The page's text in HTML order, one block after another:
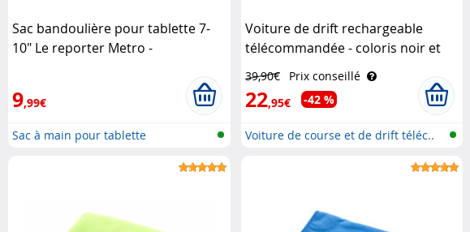
Sac bandoulière pour tablette 7-
10" Le reporter Metro -
9,99€
Sac à main pour tablette
Voiture de drift rechargeable
télécommandée - coloris noir et
39,90€ Prix conseillé
22,95€ -42 %
Voiture de course et de drift téléc..